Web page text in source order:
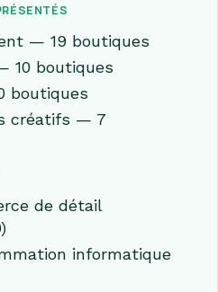
— 19 boutiques
10 boutiques
boutiques
créatifs — 7
de détail
informatique